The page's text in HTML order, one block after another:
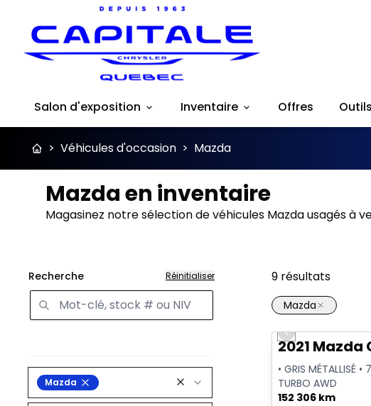
Salon d'exposition Inventaire Offres
> Véhicules d'occasion > Mazda
Mazda en inventaire
Magasinez notre sélection de véhicules Mazda usagés à
Recherche Réinitialiser
Mazda
9 résultats
Mazda
Vidéo disponible
Très bonne offre
Previous slide
2021 Mazda
• GRIS MÉTALLISÉ •
TURBO AWD
152 306 km